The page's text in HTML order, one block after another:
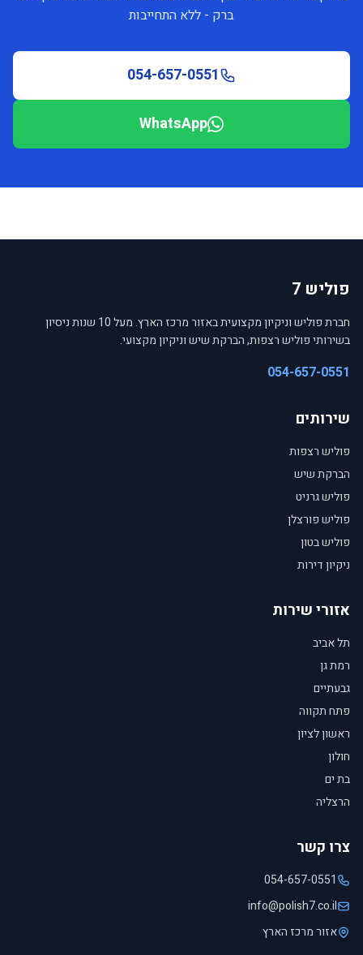
ברק - ללא התחייבות
054-657-0551
WhatsApp
פוליש 7
חברת פוליש וניקיון מקצועית באזור מרכז הארץ. מעל 10 שנות ניסיון
בשירותי פוליש רצפות, הברקת שיש וניקיון מקצועי.
054-657-0551
שירותים
פוליש רצפות
הברקת שיש
פוליש גרניט
פוליש פורצלן
פוליש בטון
ניקיון דירות
אזורי שירות
תל אביב
רמת גן
גבעתיים
פתח תקווה
ראשון לציון
חולון
בת ים
הרצליה
צרו קשר
054-657-0551
info@polish7.co.il
אזור מרכז הארץ